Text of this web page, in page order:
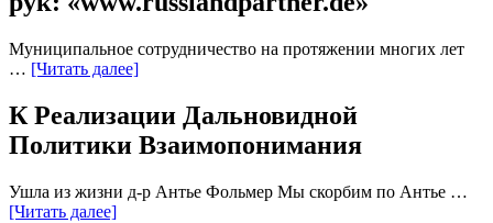
Муниципальное сотрудничество на протяжении многих лет
… [Читать далее]
К Реализации Дальновидной
Политики Взаимопонимания
Ушла из жизни д-р Антье Фольмер Мы скорбим по Антье …
[Читать далее]